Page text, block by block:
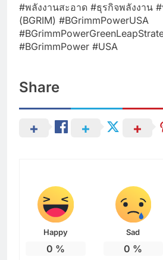
#พลังงานสะอาด #ธุรกิจพลังงาน
(BGRIM) #BGrimmPowerUSA
#BGrimmPower #USA
Share
Happy
0 %
Sad
0 %